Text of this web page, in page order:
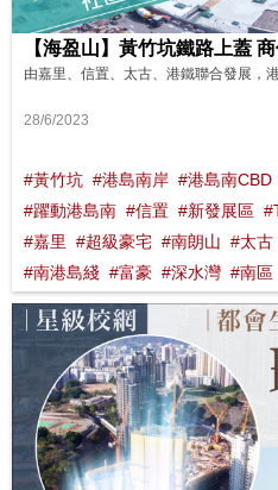
28/6/2023
#黃竹坑 #港島南岸 #港島南CBD
#躍動港島南 #信置 #新發展區
#嘉里
#超級豪宅 #南朗山 #太古
#南港島綫 #富豪 #深水灣 #南區